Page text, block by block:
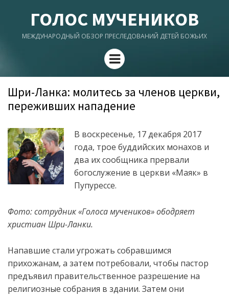
ГОЛОС МУЧЕНИКОВ
МЕЖДУНАРОДНЫЙ ОБЗОР ПРЕСЛЕДОВАНИЙ ДЕТЕЙ БОЖЬИХ
Menu
Шри-Ланка: молитесь за членов церкви,
переживших нападение
В воскресенье, 17 декабря 2017
года, трое буддийских монахов и
два их сообщника прервали
богослужение в церкви «Маяк» в
Пупурессе.
Фото: сотрудник «Голоса мучеников» ободряет
христиан Шри-Ланки.
Напавшие стали угрожать собравшимся
прихожанам, а затем потребовали, чтобы пастор
предъявил правительственное разрешение на
религиозные собрания в здании. Затем они